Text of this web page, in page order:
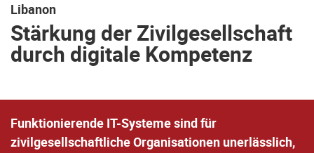
Libanon
Stärkung der Zivilgesellschaft
durch digitale Kompetenz
Funktionierende IT-Systeme sind für
zivilgesellschaftliche Organisationen unerlässlich,